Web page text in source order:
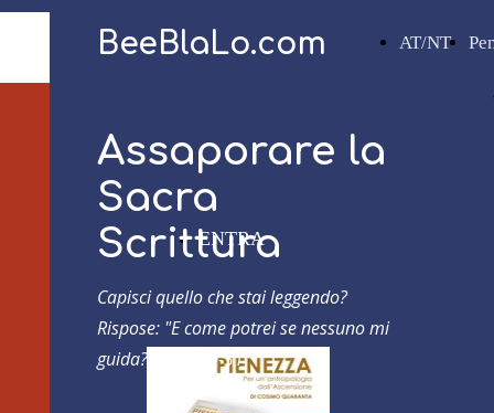
AT/NT
BeeBlaLo.com
Assaporare la
Sacra
Scrittura
Capisci quello che stai leggendo?
Rispose: "E come potrei se nessuno mi
guida?"
Atti 8,30-31
ENTRA